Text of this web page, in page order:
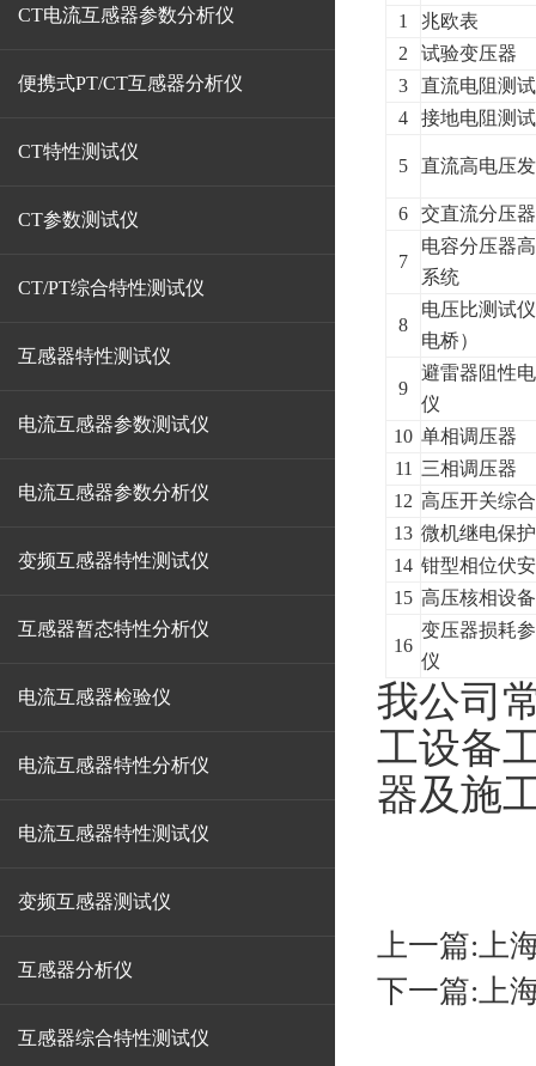
CT电流互感器参数分析仪
便携式PT/CT互感器分析仪
CT特性测试仪
CT参数测试仪
CT/PT综合特性测试仪
互感器特性测试仪
电流互感器参数测试仪
电流互感器参数分析仪
变频互感器特性测试仪
互感器暂态特性分析仪
电流互感器检验仪
电流互感器特性分析仪
电流互感器特性测试仪
变频互感器测试仪
互感器分析仪
互感器综合特性测试仪
1
兆欧表
2
试验变压器
3
直流电阻测
4
接地电阻测
5 直流高电压
6 交直流分压器
7
电容分压器
系统
8
电压比测试
电桥）
9
避雷器阻性
仪
10 单相调压器
11
三相调压器
12 高压开关综
13 微机继电保
14 钳型相位伏
15 高压核相设备
16
变压器损耗
仪
我公司
工设备
器及施
上一篇:上
下一篇:上